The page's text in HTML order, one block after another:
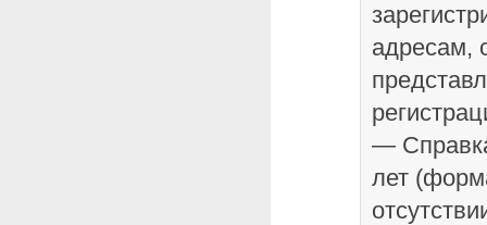
адресам,
—
лет